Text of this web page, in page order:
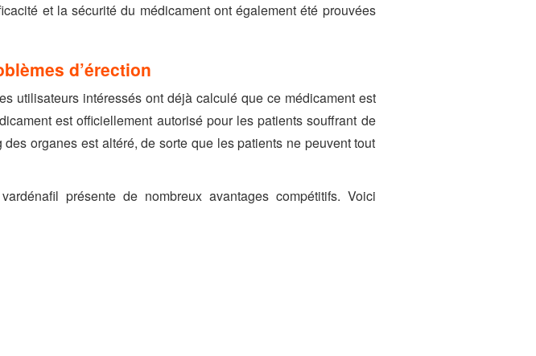
et la sécurité du médicament ont également été prouvées
d’érection
utilisateurs intéressés ont déjà calculé que ce médicament est
est officiellement autorisé pour les patients souffrant de
organes est altéré, de sorte que les patients ne peuvent tout
présente de nombreux avantages compétitifs. Voici